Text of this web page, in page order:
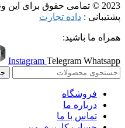
2023 © تمامی حقوق برای
پشتیبانی : داده تجارت
همراه ما باشید:
Instagram Telegram Whatsapp
فروشگاه
درباره ما
تماس با ما